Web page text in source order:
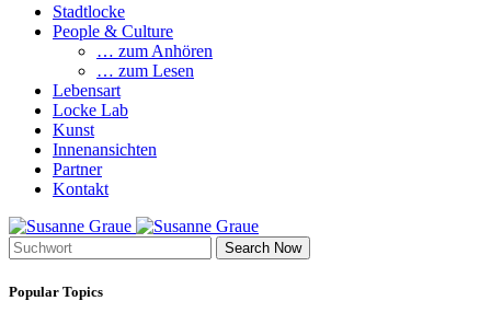
Stadtlocke
People & Culture
… zum Anhören
… zum Lesen
Lebensart
Locke Lab
Kunst
Innenansichten
Partner
Kontakt
Search Now
Popular Topics